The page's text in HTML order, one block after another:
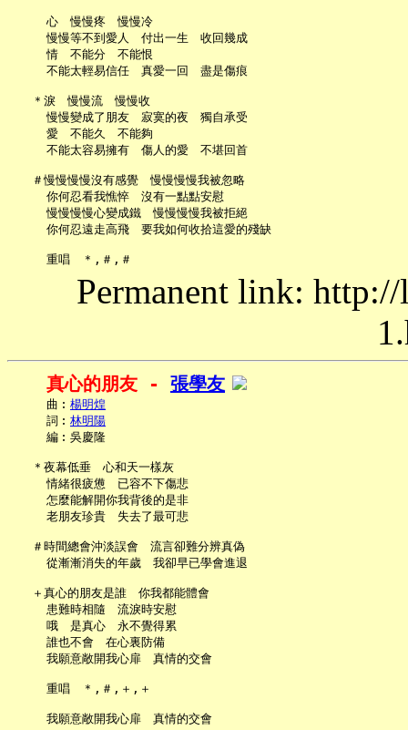
     心　慢慢疼　慢慢冷
     慢慢等不到愛人　付出一生　收回幾成
     情　不能分　不能恨
     不能太輕易信任　真愛一回　盡是傷痕
   ＊淚　慢慢流　慢慢收
     慢慢變成了朋友　寂寞的夜　獨自承受
     愛　不能久　不能夠
     不能太容易擁有　傷人的愛　不堪回首
   ＃慢慢慢慢沒有感覺　慢慢慢慢我被忽略
     你何忍看我憔悴　沒有一點點安慰
     慢慢慢慢心變成鐵　慢慢慢慢我被拒絕
     你何忍遠走高飛　要我如何收拾這愛的殘缺
Permanent link:
真心的朋友 - 張學友
     曲︰
楊明煌
     詞︰
林明陽
     編︰吳慶隆
   ＊夜幕低垂　心和天一樣灰
     情緒很疲憊　已容不下傷悲
     怎麼能解開你我背後的是非
     老朋友珍貴　失去了最可悲
   ＃時間總會沖淡誤會　流言卻難分辨真偽
     從漸漸消失的年歲　我卻早已學會進退
   ＋真心的朋友是誰　你我都能體會
     患難時相隨　流淚時安慰
     哦　是真心　永不覺得累
     誰也不會　在心裏防備
     我願意敞開我心扉　真情的交會
     重唱　＊,＃,＋,＋